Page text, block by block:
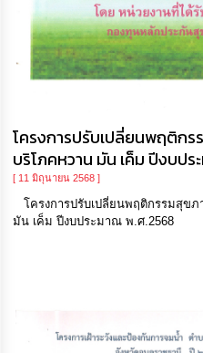
โครงการปรับเปลี่ยนพฤติก
บริโภคหวาน มัน เค็ม ปีงบป
[ 11 มิถุนายน 2568 ]
โครงการปรับเปลี่ยนพฤติกรรมสุข
มัน เค็ม ปีงบประมาณ พ.ศ.2568